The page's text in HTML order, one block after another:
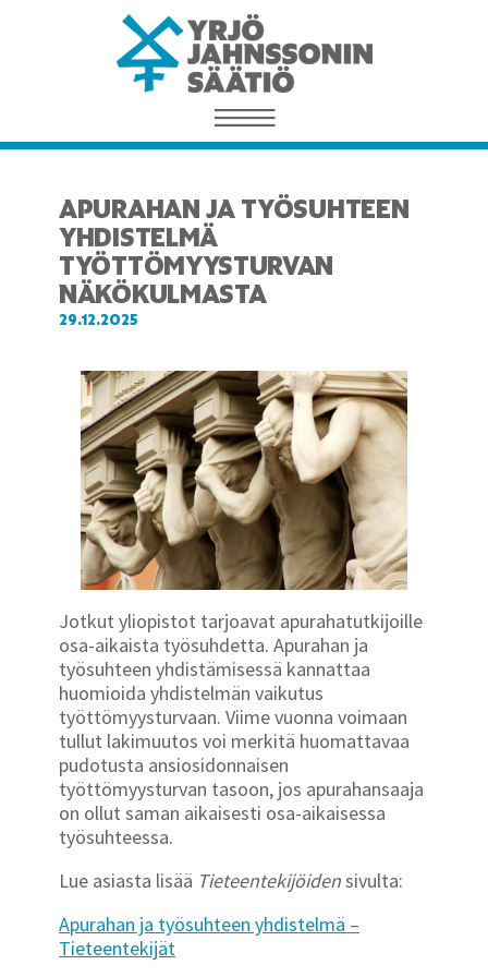
APURAHAN JA TYÖSUHTEEN
YHDISTELMÄ
TYÖTTÖMYYSTURVAN
NÄKÖKULMASTA
29.12.2025
Jotkut yliopistot tarjoavat apurahatutkijoille
osa-aikaista työsuhdetta. Apurahan ja
työsuhteen yhdistämisessä kannattaa
huomioida yhdistelmän vaikutus
työttömyysturvaan. Viime vuonna voimaan
tullut lakimuutos voi merkitä huomattavaa
pudotusta ansiosidonnaisen
työttömyysturvan tasoon, jos apurahansaaja
on ollut saman aikaisesti osa-aikaisessa
työsuhteessa.
Lue asiasta lisää Tieteentekijöidensivulta:
Apurahan ja työsuhteen yhdistelmä –
Tieteentekijät